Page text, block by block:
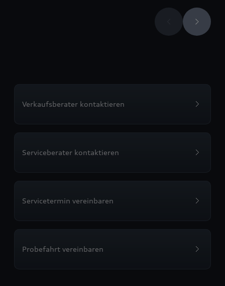
Verkaufsberater kontaktieren
Serviceberater kontaktieren
Servicetermin vereinbaren
Probefahrt vereinbaren